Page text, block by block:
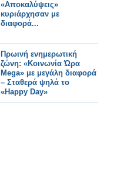
«Αποκαλύψεις»
κυριάρχησαν με
διαφορά...
Πρωινή ενημερωτική
ζώνη: «Κοινωνία Ώρα
Mega» με μεγάλη διαφορά
– Σταθερά ψηλά το
«Happy Day»